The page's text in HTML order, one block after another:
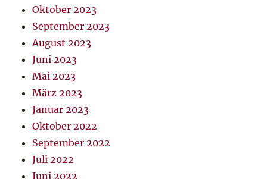
Oktober 2023
September 2023
August 2023
Juni 2023
Mai 2023
März 2023
Januar 2023
Oktober 2022
September 2022
Juli 2022
Juni 2022